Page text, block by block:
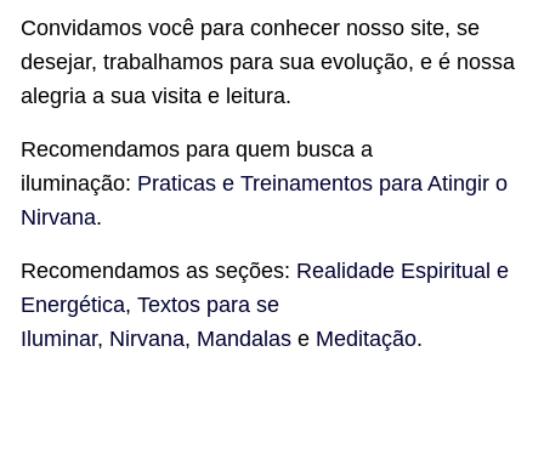
Convidamos você para conhecer nosso site, se
desejar, trabalhamos para sua evolução, e é nossa
alegria a sua visita e leitura.
Recomendamos para quem busca a
iluminação: Praticas e Treinamentos para Atingir o
Nirvana.
Recomendamos as seções: Realidade Espiritual e
Energética, Textos para se
Iluminar, Nirvana, Mandalas e Meditação.